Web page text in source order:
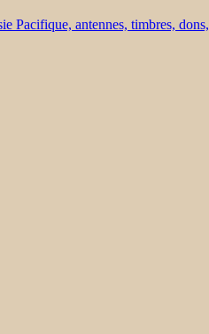
Pacifique, antennes, timbres, dons,